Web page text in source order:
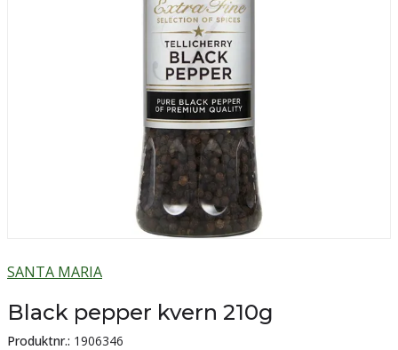
SANTA MARIA
Black pepper kvern 210g
Produktnr.: 1906346